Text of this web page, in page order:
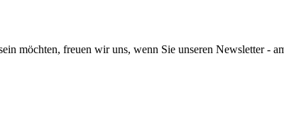
möchten, freuen wir uns, wenn Sie unseren Newsletter -